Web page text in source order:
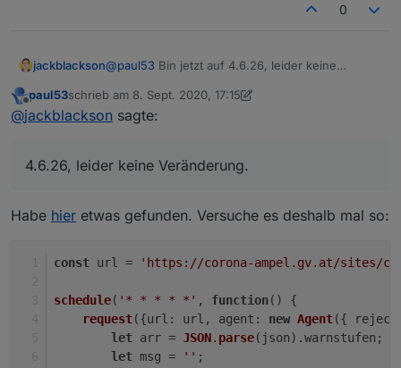
Dann versuche es mal mit Version 4.6.26 (erst latest
0
jackblackson@paul53 Bin jetzt auf 4.6.26, leider keine
Offline
paul53schrieb am 8. Sept. 2020, 17:15
zuletzt editiert von paul53 9. Aug. 2020, 19:22
@jackblackson sagte:
4.6.26, leider keine Veränderung.
Habe hier etwas gefunden. Versuche es deshalb mal so:
const url = 'https://corona-ampel.gv.at/sites/
schedule( '* * * * *' , function( ) {
request({url : url, agent : new Agent({
let arr = JSON. parse(json).warnstufen ;
let msg = '' ;